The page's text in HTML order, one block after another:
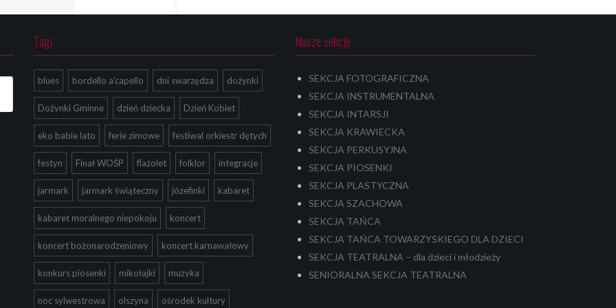
Tagi
blues bordello a'capello dni swarzędza dożynki
Dożynki Gminne dzień dziecka Dzień Kobiet
eko babie lato ferie zimowe festiwal orkiestr dętych
festyn Finał WOŚP flażolet folklor integracje
jarmark jarmark świąteczny józefinki kabaret
kabaret moralnego niepokoju koncert
koncert bożonarodzeniowy koncert karnawałowy
konkurs piosenki mikołajki muzyka
noc sylwestrowa olszyna ośrodek kultury
Nasze sekcje
SEKCJA FOTOGRAFICZNA
SEKCJA INSTRUMENTALNA
SEKCJA INTARSJI
SEKCJA KRAWIECKA
SEKCJA PERKUSYJNA
SEKCJA PIOSENKI
SEKCJA PLASTYCZNA
SEKCJA SZACHOWA
SEKCJA TAŃCA
SEKCJA TAŃCA TOWARZYSKIEGO DLA DZIECI
SEKCJA TEATRALNA – dla dzieci i młodzieży
SENIORALNA SEKCJA TEATRALNA